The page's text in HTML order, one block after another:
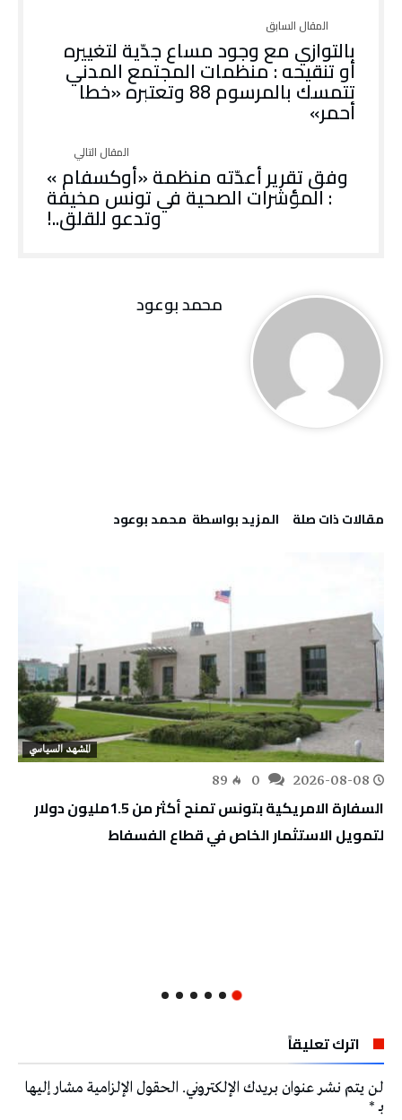
بالتوازي مع وجود مساع جدّية لتغييره
أو تنقيحه : منظمات المجتمع المدني
تتمسك بالمرسوم 88 وتعتبره «خطا
أحمر»
وفق تقرير أعدّته منظمة «أوكسفام »
: المؤشرات الصحية في تونس مخيفة
وتدعو للقلق..!
محمد بوعود
‫مقالات ذات صلة‬ ‫‫المزيد بواسطة‬ ‬ محمد بوعود
المشهد السياسي
2026-08-08
89
السفارة الامريكية بتونس تمنح أكثر من 1.5مليون دولار
لتمويل الاستثمار الخاص في قطاع الفسفاط
اترك تعليقاً
لن يتم نشر عنوان بريدك الإلكتروني. الحقول الإلزامية مشار إليها
بـ*